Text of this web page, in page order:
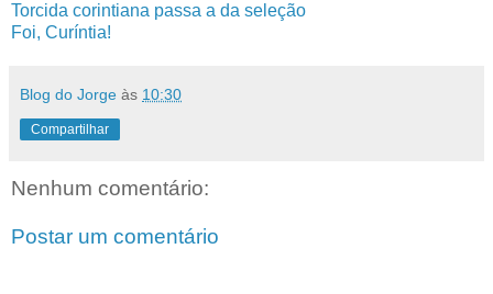
Torcida corintiana passa a da seleção
Foi, Curíntia!
Blog do Jorge às 10:30
Compartilhar
Nenhum comentário:
Postar um comentário